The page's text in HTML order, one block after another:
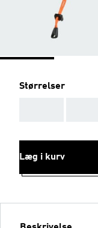
Størrelser
Læg i kurv